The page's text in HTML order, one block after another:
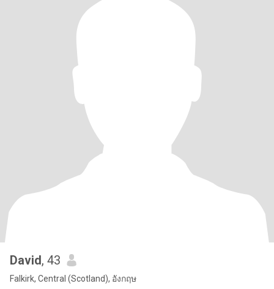
David, 43
Falkirk, Central (Scotland), อังกฤษ